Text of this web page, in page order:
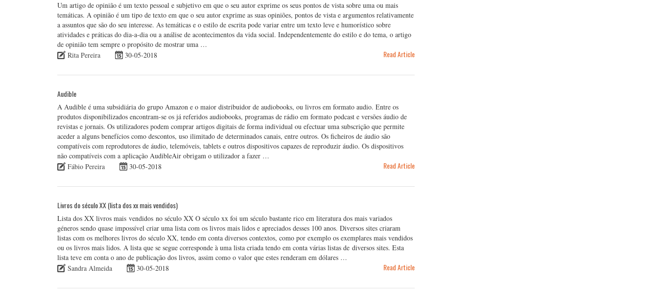
Um artigo de opinião é um texto pessoal e subjetivo em que o seu autor exprime os seus pontos de vista sobre uma ou mais
temáticas. A opinião é um tipo de texto em que o seu autor exprime as suas opiniões, pontos de vista e argumentos relativamente
a assuntos que são do seu interesse. As temáticas e o estilo de escrita pode variar entre um texto leve e humorístico sobre
atividades e práticas do dia-a-dia ou a análise de acontecimentos da vida social. Independentemente do estilo e do tema, o artigo
de opinião tem sempre o propósito de mostrar uma …
Rita Pereira
30-05-2018 Read Article
Audible
A Audible é uma subsidiária do grupo Amazon e o maior distribuidor de audiobooks, ou livros em formato audio. Entre os
produtos disponibilizados encontram-se os já referidos audiobooks, programas de rádio em formato podcast e versões áudio de
revistas e jornais. Os utilizadores podem comprar artigos digitais de forma individual ou efectuar uma subscrição que permite
aceder a alguns benefícios como descontos, uso ilimitado de determinados canais, entre outros. Os ficheiros de áudio são
compatíveis com reprodutores de áudio, telemóveis, tablets e outros dispositivos capazes de reproduzir áudio. Os dispositivos
não compatíveis com a aplicação AudibleAir obrigam o utilizador a fazer …
Fábio Pereira
30-05-2018 Read Article
Livros do século XX (lista dos xx mais vendidos)
Lista dos XX livros mais vendidos no século XX O século xx foi um século bastante rico em literatura dos mais variados
géneros sendo quase impossível criar uma lista com os livros mais lidos e apreciados desses 100 anos. Diversos sites criaram
listas com os melhores livros do século XX, tendo em conta diversos contextos, como por exemplo os exemplares mais vendidos
ou os livros mais lidos. A lista que se segue corresponde à uma lista criada tendo em conta várias listas de diversos sites. Esta
lista teve em conta o ano de publicação dos livros, assim como o valor que estes renderam em dólares …
Sandra Almeida
30-05-2018 Read Article